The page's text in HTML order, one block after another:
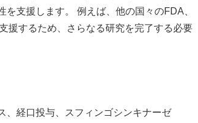
支援します。 例えば、他の国々のFDA、
援するため、さらなる研究を完了する必要
、経口投与、スフィンゴシンキナーゼ